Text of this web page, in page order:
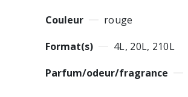
Couleur
rouge
Format(s)
4L, 20L, 210L
Parfum/odeur/fragrance